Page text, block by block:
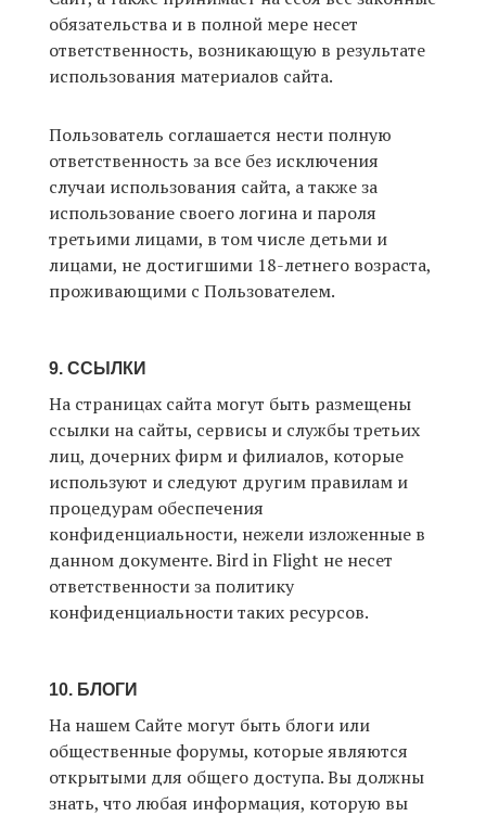
обязательства и в полной мере несет
ответственность, возникающую в результате
использования материалов сайта.
Пользователь соглашается нести полную
ответственность за все без исключения
случаи использования сайта, а также за
использование своего логина и пароля
третьими лицами, в том числе детьми и
лицами, не достигшими 18-летнего возраста,
проживающими с Пользователем.
9. ССЫЛКИ
На страницах сайта могут быть размещены
ссылки на сайты, сервисы и службы третьих
лиц, дочерних фирм и филиалов, которые
используют и следуют другим правилам и
процедурам обеспечения
конфиденциальности, нежели изложенные в
данном документе. Bird in Flight не несет
ответственности за политику
конфиденциальности таких ресурсов.
10. БЛОГИ
На нашем Сайте могут быть блоги или
общественные форумы, которые являются
открытыми для общего доступа. Вы должны
знать, что любая информация, которую вы